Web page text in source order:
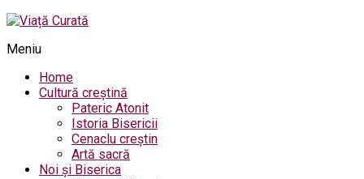
Meniu
Home
Cultură creștină
Pateric Atonit
Istoria Bisericii
Cenaclu creștin
Artă sacră
Noi și Biserica